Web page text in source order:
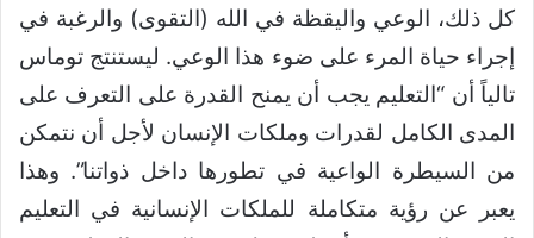
كل ذلك، الوعي واليقظة في الله (التقوى) والرغبة في
إجراء حياة المرء على ضوء هذا الوعي. ليستنتج توماس
تالياً أن “التعليم يجب أن يمنح القدرة على التعرف على
المدى الكامل لقدرات وملكات الإنسان لأجل أن نتمكن
من السيطرة الواعية في تطورها داخل ذواتنا”. وهذا
يعبر عن رؤية متكاملة للملكات الإنسانية في التعليم